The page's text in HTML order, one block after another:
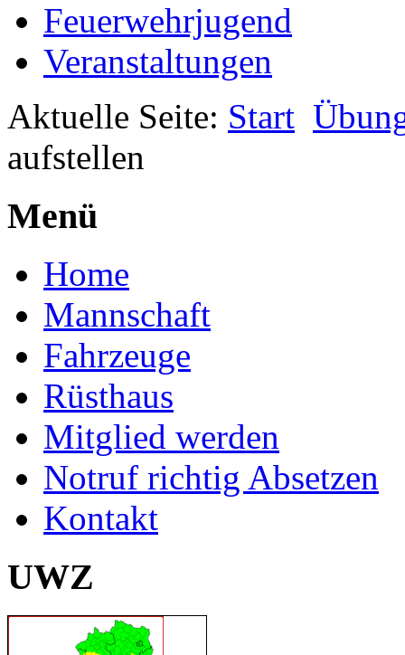
Feuerwehrjugend
Veranstaltungen
Aktuelle Seite: Start
aufstellen
Menü
Home
Mannschaft
Fahrzeuge
Rüsthaus
Mitglied werden
Notruf richtig Absetzen
Kontakt
UWZ